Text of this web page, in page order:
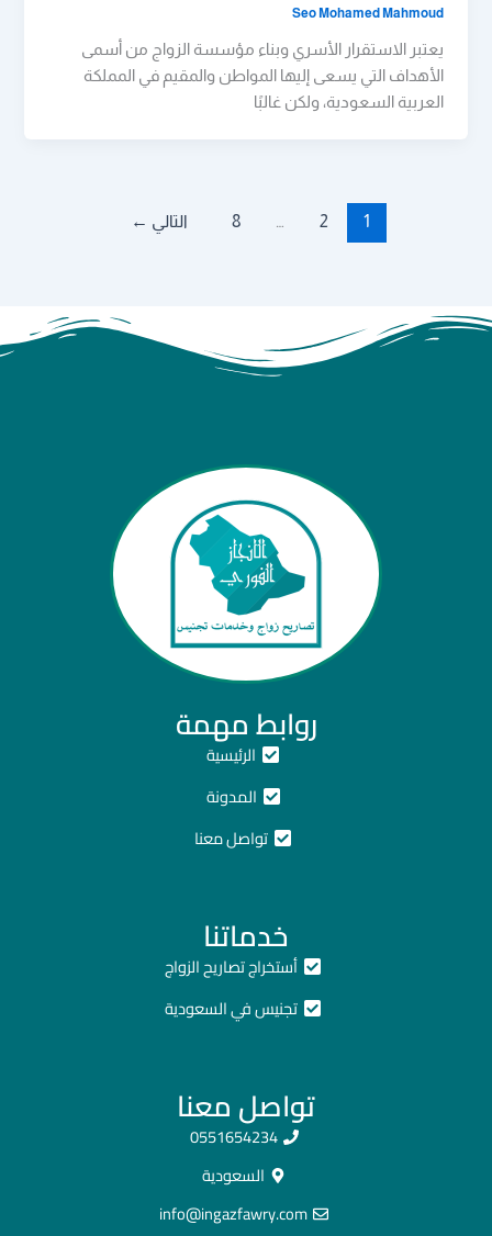
Seo Mohamed Mahmoud
يعتبر الاستقرار الأسري وبناء مؤسسة الزواج من أسمى
الأهداف التي يسعى إليها المواطن والمقيم في المملكة
العربية السعودية، ولكن غالبًا
1
2
8 التالي ←
روابط مهمة
الرئيسية
المدونة
تواصل معنا
خدماتنا
أستخراج تصاريح الزواج
تجنيس في السعودية
تواصل معنا
0551654234
السعودية
info@ingazfawry.com